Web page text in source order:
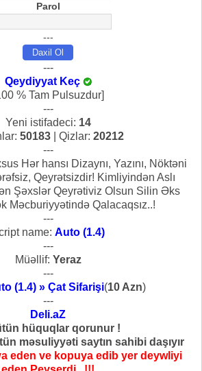
Parol
---
---
Qeydiyyat Keç
% Tam Pulsuzdur]
---
Yeni istifadeci: 14
50183| Qizlar: 20212
---
Hər hansı Dizaynı, Yazını, Nöktəni
Qeyrətsizdir! Kimliyindən Aslı
Şəxslər Qeyrətiviz Olsun Silin Əks
Məcburiyyətində Qalacaqsız..!
---
name: Auto (1.4)
---
Müəllif: Yeraz
---
(1.4) » Çat Sifarişi(10 Azn)
---
Deli.aZ
hüquqlar qorunur !
məsuliyyəti saytın sahibi daşıyır
eden ve kopuya edib yer deywliyi